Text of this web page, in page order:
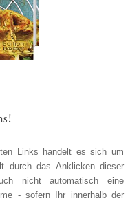
Links handelt es sich um
durch das Anklicken dieser
nicht automatisch eine
- sofern Ihr innerhalb der